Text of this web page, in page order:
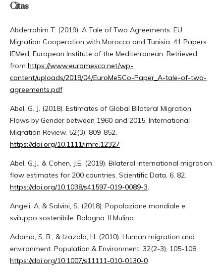
Citas
Abderrahim T. (2019). A Tale of Two Agreements: EU
Migration Cooperation with Morocco and Tunisia. 41 Papers
IEMed. European Institute of the Mediterranean. Retrieved
from https://www.euromesco.net/wp-
content/uploads/2019/04/EuroMeSCo-Paper_A-tale-of-two-
agreements.pdf
Abel, G. J. (2018). Estimates of Global Bilateral Migration
Flows by Gender between 1960 and 2015. International
Migration Review, 52(3), 809-852.
https://doi.org/10.1111/imre.12327
Abel, G.J., & Cohen, J.E. (2019). Bilateral international migration
flow estimates for 200 countries. Scientific Data, 6, 82.
https://doi.org/10.1038/s41597-019-0089-3.
Angeli, A. & Salvini, S. (2018). Popolazione mondiale e
sviluppo sostenibile. Bologna: Il Mulino.
Adamo, S. B., & Izazola, H. (2010). Human migration and
environment. Population & Environment, 32(2-3), 105-108.
https://doi.org/10.1007/s11111-010-0130-0